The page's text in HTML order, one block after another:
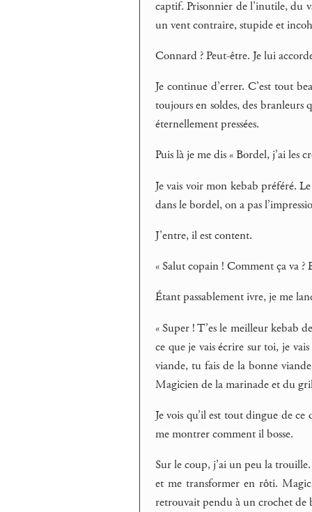
captif. Prisonnier de l’inutile, du
un vent contraire, stupide et
Connard ? Peut-être. Je lui
Je continue d’errer. C’est tout
toujours en soldes, des branleurs
éternellement pressées.
Puis là je me dis « Bordel, j’ai les
Je vais voir mon kebab préféré.
dans le bordel, on a pas
J’entre, il est content.
« Salut copain ! Comment ça va ?
Étant passablement ivre, je me
« Super ! T’es le meilleur kebab
ce que je vais écrire sur toi, je
viande, tu fais de la bonne
Magicien de la marinade et du
Je vois qu’il est tout dingue de
me montrer comment il bosse.
Sur le coup, j’ai un peu la
et me transformer en rôti.
retrouvait pendu à un crochet de